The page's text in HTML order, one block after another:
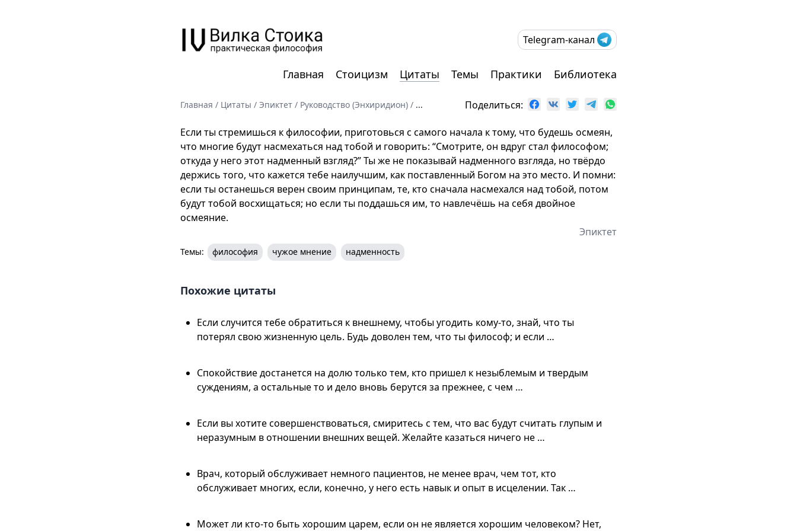
Telegram-канал
Главная Стоицизм Цитаты Темы Практики Библиотека
Главная / Цитаты / Эпиктет / Руководство (Энхиридион) / ... Поделиться:
Если ты стремишься к философии, приготовься с самого начала к тому, что будешь осмеян,
что многие будут насмехаться над тобой и говорить: “Смотрите, он вдруг стал философом;
откуда у него этот надменный взгляд?” Ты же не показывай надменного взгляда, но твёрдо
держись того, что кажется тебе наилучшим, как поставленный Богом на это место. И помни:
если ты останешься верен своим принципам, те, кто сначала насмехался над тобой, потом
будут тобой восхищаться; но если ты поддашься им, то навлечёшь на себя двойное
осмеяние.
Эпиктет
Темы: философия чужое мнение надменность
Похожие цитаты
Если случится тебе обратиться к внешнему, чтобы угодить кому-то, знай, что ты
потерял свою жизненную цель. Будь доволен тем, что ты философ; и если …
Спокойствие достанется на долю только тем, кто пришел к незыблемым и твердым
суждениям, а остальные то и дело вновь берутся за прежнее, с чем …
Если вы хотите совершенствоваться, смиритесь с тем, что вас будут считать глупым и
неразумным в отношении внешних вещей. Желайте казаться ничего не …
Врач, который обслуживает немного пациентов, не менее врач, чем тот, кто
обслуживает многих, если, конечно, у него есть навык и опыт в исцелении. Так …
Может ли кто-то быть хорошим царем, если он не является хорошим человеком? Нет,